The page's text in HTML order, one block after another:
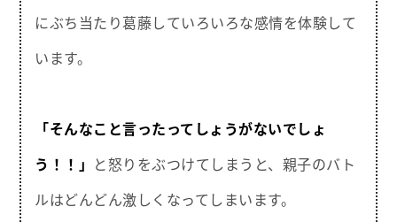
にぶち当たり葛藤していろいろな感情を体験して
います。
「そんなこと言ったってしょうがないでしょ
う！！」 と怒りをぶつけてしまうと、親子のバト
ルはどんどん激しくなってしまいます。